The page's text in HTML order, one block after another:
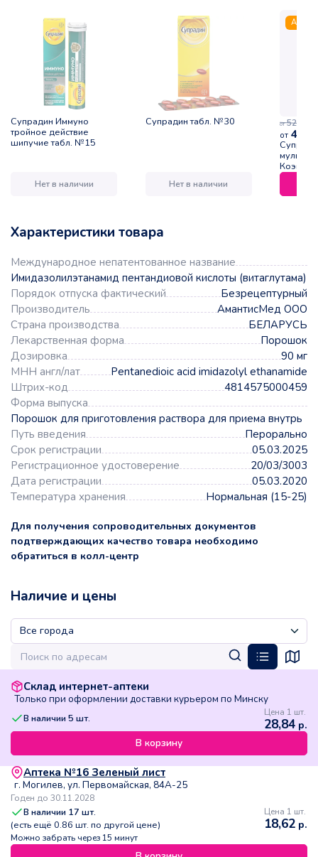
Супрадин Иммуно
тройное действие
шипучие табл. №15
Нет в наличии
Супрадин табл. №30
Нет в наличии
Акция
от 52,00
от
туба
Характеристики товара
Международное непатентованное название
Имидазолилэтанамид пентандиовой кислоты (витаглутама)
Порядок отпуска фактический
Безрецептурный
Производитель
АмантисМед ООО
Страна производства
БЕЛАРУСЬ
Лекарственная форма
Порошок
Дозировка
90 мг
МНН англ/лат
Pentanedioic acid imidazolyl ethanamide
Штрих-код
4814575000459
Форма выпуска
Порошок для приготовления раствора для приема внутрь
Путь введения
Перорально
Срок регистрации
05.03.2025
Регистрационное удостоверение
20/03/3003
Дата регистрации
05.03.2020
Температура хранения
Нормальная (15-25)
Для получения сопроводительных документов
подтверждающих качество товара необходимо
обратиться в колл-центр
Наличие и цены
Склад интернет-аптеки
Только при оформлении доставки курьером по Минску
В наличии 5 шт. Цена 1 шт.
28,84 р.
В корзину
Аптека №16 Зеленый лист
г. Могилев, ул. Первомайская, 84А-25
Годен до 30.11.2028
В наличии 17 шт.
(есть ещё 0.86 шт. по другой цене)
Можно забрать через 15 минут
Цена 1 шт.
18,62 р.